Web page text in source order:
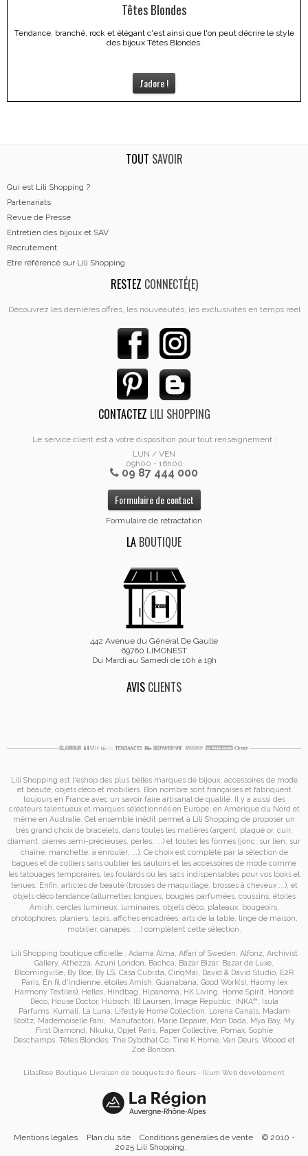
Têtes Blondes
Tendance, branché, rock et élégant c'est ainsi que l'on peut décrire le style
des bijoux Têtes Blondes.
J'adore !
TOUT SAVOIR
Qui est Lili Shopping ?
Partenariats
Revue de Presse
Entretien des bijoux et SAV
Recrutement
Etre référencé sur Lili Shopping
RESTEZ CONNECTÉ(E)
Découvrez les dernières offres, les nouveautés, les exclusivités en temps réel
CONTACTEZ LILI SHOPPING
Le service client est à votre disposition pour tout renseignement :
LUN / VEN
09h00 - 16h00
09 87 444 000
Formulaire de contact
Formulaire de rétractation
LA BOUTIQUE
442 Avenue du Général De Gaulle
69760 LIMONEST
Du Mardi au Samedi de 10h à 19h
AVIS CLIENTS
Lili Shopping est l'eshop des plus belles marques de bijoux, accessoires de mode
et beauté, objets déco et mobiliers. Bon nombre sont françaises et fabriquent
toujours en France avec un savoir faire artisanal de qualité. Il y a aussi des
créateurs talentueux et marques sélectionnés en Europe, en Amérique du Nord et
même en Australie. Cet ensemble inédit permet à Lili Shopping de proposer un
très grand choix de bracelets , dans toutes les matières (argent, plaqué or, cuir,
diamant, pierres semi-précieuses, perles, ...) et toutes les formes (jonc, sur lien, sur
chaîne, manchette, à enrouler, ...). Ce choix est complété par la sélection de
bagues et de colliers sans oublier les sautoirs et les accessoires de mode comme
les tatouages temporaires, les foulards ou les sacs indispensables pour vos looks et
tenues. Enfin, articles de beauté (brosses de maquillage, brosses à cheveux ...), et
objets déco tendance (allumettes longues, bougies parfumées, coussins, étoiles
Amish , cercles lumineux, luminaires, objets déco, plateaux, bougeoirs,
photophores, planiers, tapis, affiches encadrées, arts de la table, linge de maison,
mobilier, canapés, ...) complètent cette sélection.
Lili Shopping boutique officielle : Adama Alma Affari of Sweden Alfonz, Archivist
Gallery, Athezza Azuni London Bachca Bazar Bizar, Bazar de Luxe
Bloomingville By Boe By LS Casa Cubista CinqMai David & David Studio E2R
Paris, En fil d'indienne, étoiles Amish Guanabana Good Work(s), Haomy (ex
Harmony Textiles), Helles Hindbag Hipanema HK Living Home Spirit
Honoré
Déco, House Doctor, Hübsch IB Laursen Image Republic INKA™
Isula
Parfums, Kumali La Luna Lifestyle Home Collection Lorena Canals, Madam
Stoltz, Mademoiselle Fani Manufactori Marie Depaire, Mon Dada Mya Bay, My
First Diamond
Nkuku Opjet Paris, Paper Collective, Pomax, Sophie
Deschamps, Têtes Blondes, The Dybdhal Co, Tine K Home, Van Deurs, Woood et
Zoé Bonbon
LilasRose Boutique Livraison de bouquets de fleurs - Ilium Web development
Mentions légales Plan du site Conditions générales de vente
© 2010 -
2025 Lili Shopping.